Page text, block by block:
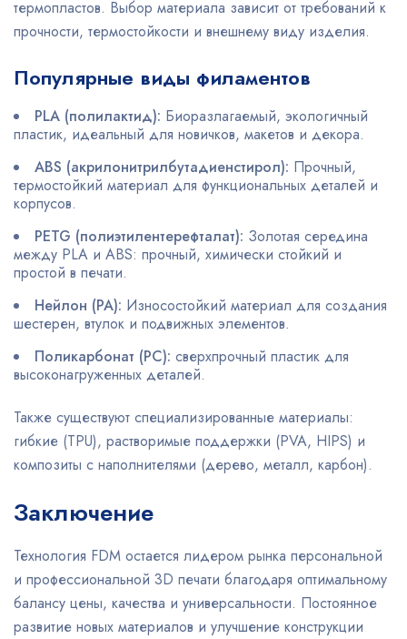
термопластов. Выбор материала зависит от требований к
прочности, термостойкости и внешнему виду изделия.
Популярные виды филаментов
PLA (полилактид): Биоразлагаемый, экологичный
пластик, идеальный для новичков, макетов и декора.
ABS (акрилонитрилбутадиенстирол): Прочный,
термостойкий материал для функциональных деталей и
корпусов.
PETG (полиэтилентерефталат): Золотая середина
между PLA и ABS: прочный, химически стойкий и
простой в печати.
Нейлон (PA): Износостойкий материал для создания
шестерен, втулок и подвижных элементов.
Поликарбонат (PC): сверхпрочный пластик для
высоконагруженных деталей.
Также существуют специализированные материалы:
гибкие (TPU), растворимые поддержки (PVA, HIPS) и
композиты с наполнителями (дерево, металл, карбон).
Заключение
Технология FDM остается лидером рынка персональной
и профессиональной 3D печати благодаря оптимальному
балансу цены, качества и универсальности. Постоянное
развитие новых материалов и улучшение конструкции